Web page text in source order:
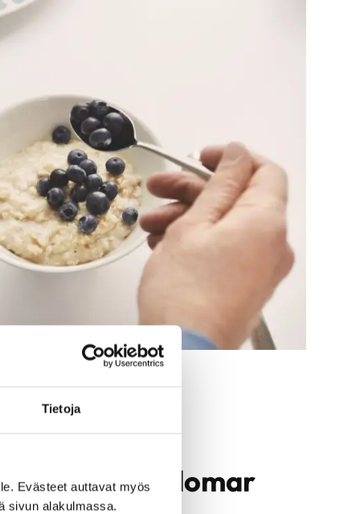
Tietoja
Evästeet auttavat myös
sivun alakulmassa.
hjärtsjukdomar